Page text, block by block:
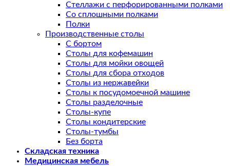
Стеллажи с перфорированными полками
Со сплошными полками
Полки
Производственные столы
С бортом
Столы для кофемашин
Столы для мойки овощей
Столы для сбора отходов
Столы из нержавейки
Столы к посудомоечной машине
Столы разделочные
Столы-купе
Столы кондитерские
Столы-тумбы
Без борта
Складская техника
Медицинская мебель